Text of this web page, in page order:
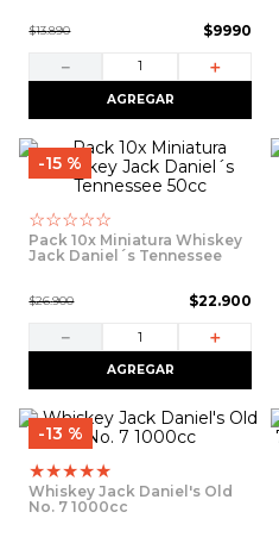
$13.890 $9990
＋
－
AGREGAR
15 %
☆☆☆☆☆
Pack 10x Miniatura Whiskey
Jack Daniel´s Tennessee
$26.900 $22.900
＋
－
AGREGAR
13 %
★★★★★
Whiskey Jack Daniel's Old
No. 7 1000cc